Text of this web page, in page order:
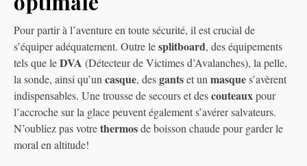
Pour partir à l’aventure en toute sécurité, il est crucial de
s’équiper adéquatement. Outre lesplitboard, des équipements
tels que leDVA (Détecteur de Victimes d’Avalanches), la pelle,
la sonde, ainsi qu’uncasque, desgantset unmasques’avèrent
indispensables. Une trousse de secours et descouteauxpour
l’accroche sur la glace peuvent également s’avérer salvateurs.
N’oubliez pas votrethermosde boisson chaude pour garder le
moral en altitude!